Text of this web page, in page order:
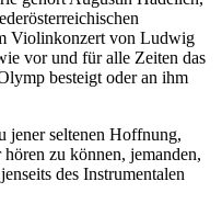
Violinkonzert von Ludwig
vor und für alle Zeiten das
besteigt oder an ihm
jener seltenen Hoffnung,
zu können, jemanden,
des Instrumentalen